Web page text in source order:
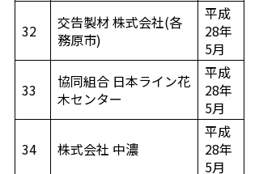
32
交告製材 株式会社(各
務原市)
平成
28年
5月
33
協同組合 日本ライン花
木センター
平成
28年
5月
34 株式会社 中濃
平成
28年
5月